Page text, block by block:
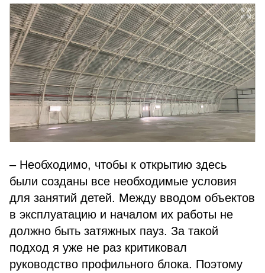
– Необходимо, чтобы к открытию здесь
были созданы все необходимые условия
для занятий детей. Между вводом объектов
в эксплуатацию и началом их работы не
должно быть затяжных пауз. За такой
подход я уже не раз критиковал
руководство профильного блока. Поэтому